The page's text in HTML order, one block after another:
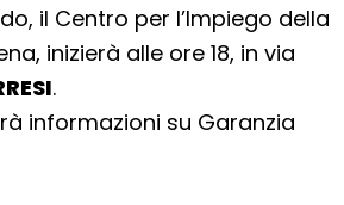
il Centro per l’Impiego della
inizierà alle ore 18, in via
.
informazioni su Garanzia